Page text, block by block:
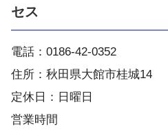
セス
電話：0186-42-0352
住所：秋田県大館市桂城14
定休日：日曜日
営業時間